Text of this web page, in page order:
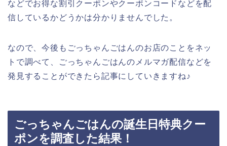
などでお得な割引クーポンやクーポンコードなどを配
信しているかどうかは分かりませんでした。
なので、今後もごっちゃんごはんのお店のことをネッ
トで調べて、ごっちゃんごはんのメルマガ配信などを
発見することができたら記事にしていきますね♪
ごっちゃんごはんの誕生日特典クー
ポンを調査した結果！